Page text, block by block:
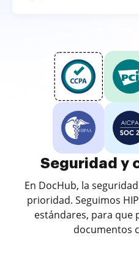
Seguridad y
En DocHub, la
prioridad. Seguimos
estándares, para que
documentos